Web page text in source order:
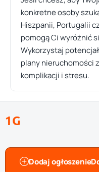
konkretne osoby
Hiszpanii, Portugalii
pomogą Ci wyróżnić
Wykorzystaj
plany nieruchomości
komplikacji i stresu.
1G
Dodaj ogłoszenie